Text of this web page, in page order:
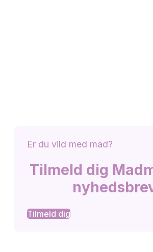
Er du vild med mad?
Tilmeld dig
Tilmeld dig